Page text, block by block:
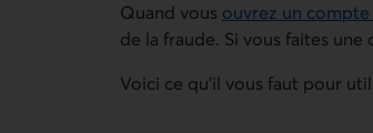
Quand vous ouvrez un compte
de la fraude. Si vous faites
Voici ce qu'il vous faut pour